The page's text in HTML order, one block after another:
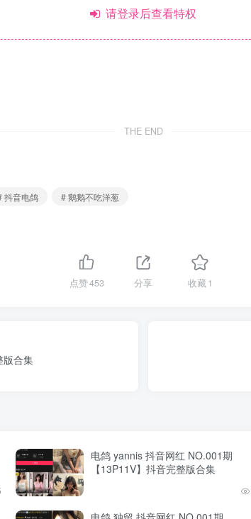
请登录后查看特权
THE END
抖音电鸽 # 鹅鹅不吃洋葱
点赞453 分享 收藏1
版合集
电鸽 yannis 抖音网红 NO.001期
【13P11V】抖音完整版合集